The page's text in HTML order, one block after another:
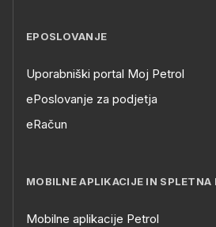
EPOSLOVANJE
Uporabniški portal Moj Petrol
ePoslovanje za podjetja
eRačun
MOBILNE APLIKACIJE IN SPLETNA
Mobilne aplikacije Petrol